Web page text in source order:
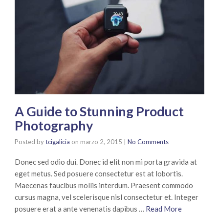
A Guide to Stunning Product
Photography
Posted bytcigalicia on marzo 2, 2015 No Comments
Donec sed odio dui. Donec id elit non mi porta gravida at
eget metus. Sed posuere consectetur est at lobortis.
Maecenas faucibus mollis interdum. Praesent commodo
cursus magna, vel scelerisque nisl consectetur et. Integer
posuere erat a ante venenatis dapibus … Read More